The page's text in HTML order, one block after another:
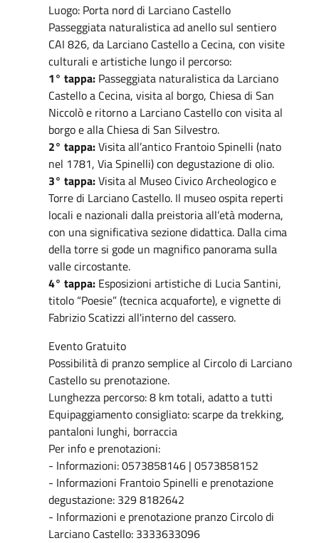
Luogo: Porta nord di Larciano Castello
Passeggiata naturalistica ad anello sul sentiero
CAI 826, da Larciano Castello a Cecina, con visite
culturali e artistiche lungo il percorso:
1° tappa: Passeggiata naturalistica da Larciano
Castello a Cecina, visita al borgo, Chiesa di San
Niccolò e ritorno a Larciano Castello con visita al
borgo e alla Chiesa di San Silvestro.
2° tappa:Visita all’antico Frantoio Spinelli (nato
nel 1781, Via Spinelli) con degustazione di olio.
3° tappa:Visita al Museo Civico Archeologico e
Torre di Larciano Castello. Il museo ospita reperti
locali e nazionali dalla preistoria all’età moderna,
con una significativa sezione didattica. Dalla cima
della torre si gode un magnifico panorama sulla
valle circostante.
4° tappa: Esposizioni artistiche di Lucia Santini,
titolo “Poesie” (tecnica acquaforte), e vignette di
Fabrizio Scatizzi all'interno del cassero.
Evento Gratuito
Possibilità di pranzo semplice al Circolo di Larciano
Castello su prenotazione.
Lunghezza percorso: 8 km totali, adatto a tutti
Equipaggiamento consigliato: scarpe da trekking,
pantaloni lunghi, borraccia
Per info e prenotazioni:
- Informazioni: 0573858146 | 0573858152
- Informazioni Frantoio Spinelli e prenotazione
degustazione: 329 8182642
- Informazioni e prenotazione pranzo Circolo di
Larciano Castello: 3333633096